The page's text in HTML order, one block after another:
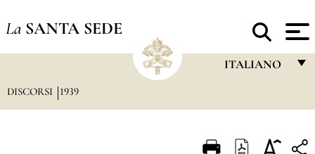
La SANTA SEDE
ITALIANO
ITALIANO
DISCORSI 1939